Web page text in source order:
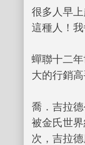
很多人早
這種人！
蟬聯十二
大的行銷高
喬．吉拉
被金氏世
次，吉拉